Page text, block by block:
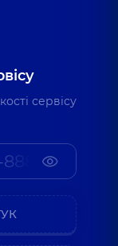
сервісу